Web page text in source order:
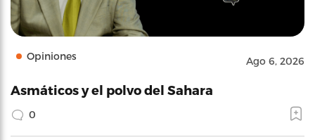
Opiniones Ago 6, 2026
Asmáticos y el polvo del Sahara
0